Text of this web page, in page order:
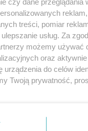
POLITYKA
RSS
Nasze serwisy
treści, pomiar
usług. Za
możemy używać
oraz
urządzenia do celów
Twoją prywatność,
lewym dolnym rogu